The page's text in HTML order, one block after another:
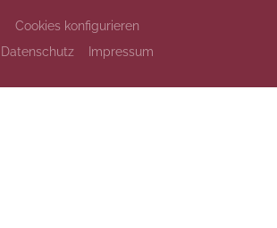
Cookies konfigurieren
Datenschutz
Impressum